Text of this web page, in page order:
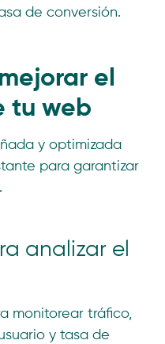
de conversión.
el
tu web
y optimizada
para garantizar
analizar el
monitorear tráfico,
y tasa de